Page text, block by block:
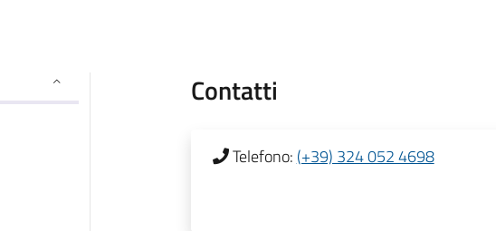
Contatti
Telefono: (+39) 324 052 4698